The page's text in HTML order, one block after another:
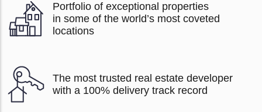
Portfolio of exceptional properties
in some of the world’s most coveted
locations
The most trusted real estate developer
with a 100% delivery track record